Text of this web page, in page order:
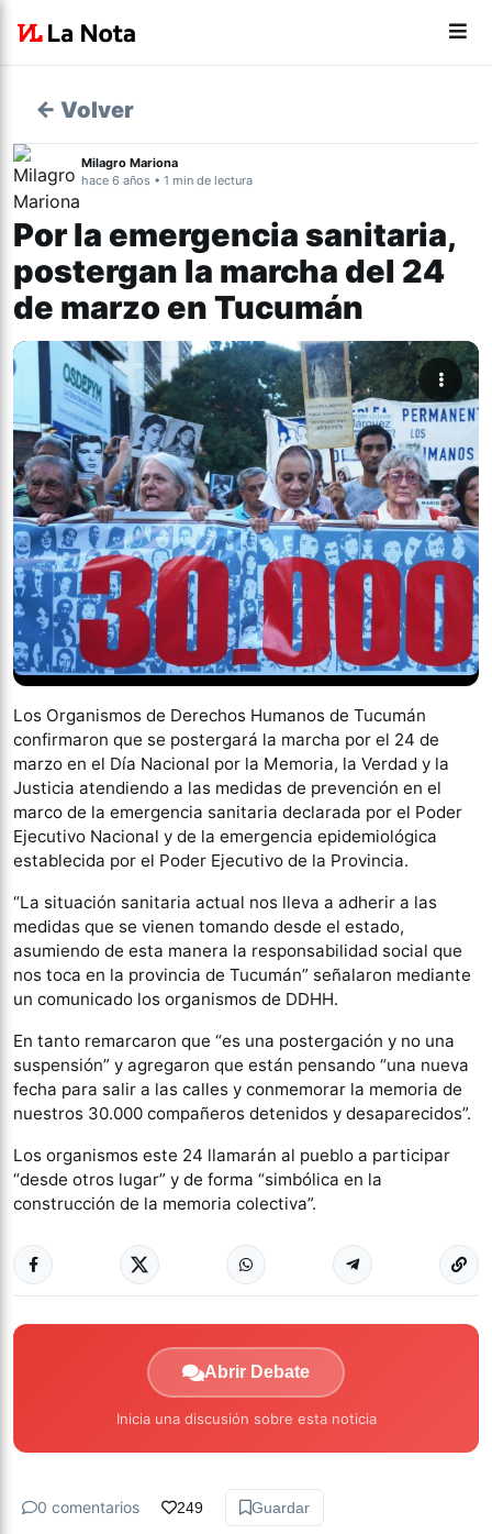
← Volver
Milagro Mariona
hace 6 años • 1 min de lectura
Por la emergencia sanitaria,
postergan la marcha del 24
de marzo en Tucumán
Los Organismos de Derechos Humanos de Tucumán
confirmaron que se postergará la marcha por el 24 de
marzo en el Día Nacional por la Memoria, la Verdad y la
Justicia atendiendo a las medidas de prevención en el
marco de la emergencia sanitaria declarada por el Poder
Ejecutivo Nacional y de la emergencia epidemiológica
establecida por el Poder Ejecutivo de la Provincia.
“La situación sanitaria actual nos lleva a adherir a las
medidas que se vienen tomando desde el estado,
asumiendo de esta manera la responsabilidad social que
nos toca en la provincia de Tucumán” señalaron mediante
un comunicado los organismos de DDHH.
En tanto remarcaron que “es una postergación y no una
suspensión” y agregaron que están pensando “una nueva
fecha para salir a las calles y conmemorar la memoria de
nuestros 30.000 compañeros detenidos y desaparecidos”.
Los organismos este 24 llamarán al pueblo a participar
“desde otros lugar” y de forma “simbólica en la
construcción de la memoria colectiva”.
Abrir Debate
Inicia una discusión sobre esta noticia
0 comentarios 249 Guardar